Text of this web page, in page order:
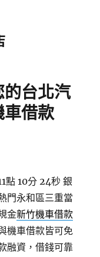
的台北汽
車借款
點 10分 24秒 銀
門永和區三重當
金新竹機車借款
機車借款皆可免
融資，借錢可靠